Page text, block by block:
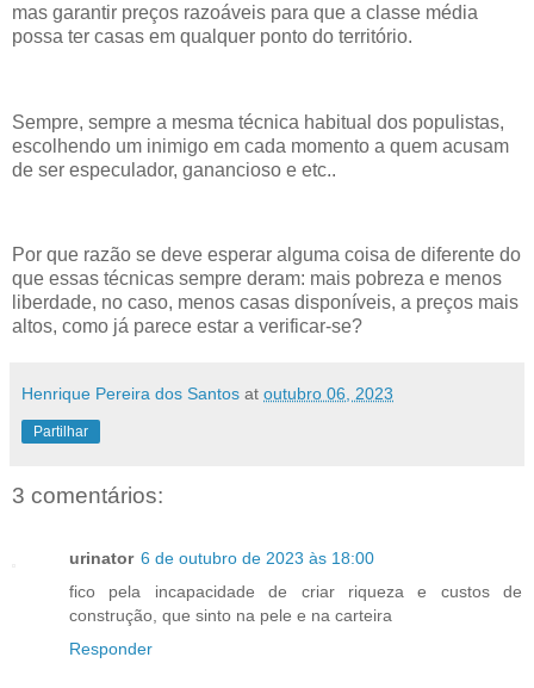
mas garantir preços razoáveis para que a classe média
possa ter casas em qualquer ponto do território.
Sempre, sempre a mesma técnica habitual dos populistas,
escolhendo um inimigo em cada momento a quem acusam
de ser especulador, ganancioso e etc..
Por que razão se deve esperar alguma coisa de diferente do
que essas técnicas sempre deram: mais pobreza e menos
liberdade, no caso, menos casas disponíveis, a preços mais
altos, como já parece estar a verificar-se?
Henrique Pereira dos Santos at outubro 06, 2023
Partilhar
3 comentários:
urinator 6 de outubro de 2023 às 18:00
fico pela incapacidade de criar riqueza e custos de
construção, que sinto na pele e na carteira
Responder